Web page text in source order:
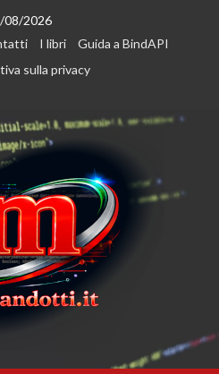
08/2026
I libri
Guida a BindAPI
sulla privacy